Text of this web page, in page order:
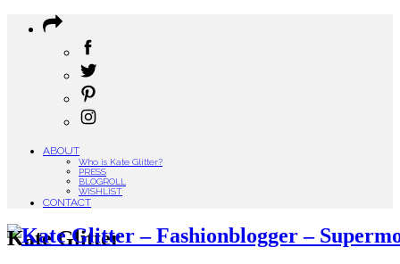
ABOUT
Who is Kate Glitter?
PRESS
BLOGROLL
WISHLIST
CONTACT
Kate Glitter